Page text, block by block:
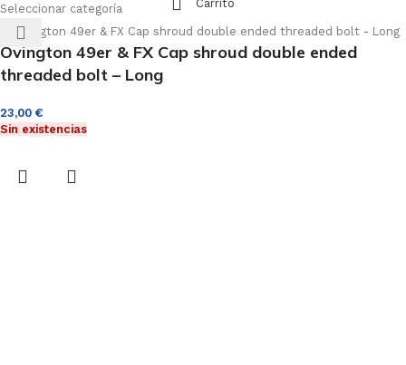
Seleccionar categoría Carrito
Ovington 49er & FX Cap shroud double ended
threaded bolt – Long
23,00 €
Sin existencias